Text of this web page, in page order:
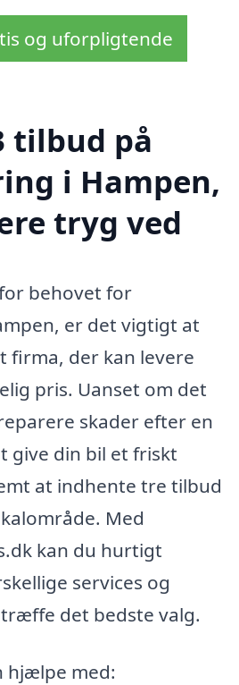
og uforpligtende
tilbud på
i Hampen,
tryg ved
behovet for
er det vigtigt at
firma, der kan levere
pris. Uanset om det
skader efter en
give din bil et friskt
at indhente tre tilbud
Med
kan du hurtigt
services og
det bedste valg.
hjælpe med: